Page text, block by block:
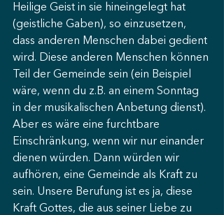
Heilige Geist in sie hineingelegt hat
(geistliche Gaben), so einzusetzen,
dass anderen Menschen dabei gedient
wird. Diese anderen Menschen können
Teil der Gemeinde sein (ein Beispiel
wäre, wenn du z.B. an einem Sonntag
in der musikalischen Anbetung dienst).
Aber es wäre eine furchtbare
Einschränkung, wenn wir nur einander
dienen würden. Dann würden wir
aufhören, eine Gemeinde als Kraft zu
sein. Unsere Berufung ist es ja, diese
Kraft Gottes, die aus seiner Liebe zu